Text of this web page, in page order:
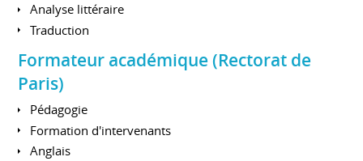
Analyse littéraire
Traduction
Formateur académique (Rectorat de
Paris)
Pédagogie
Formation d'intervenants
Anglais